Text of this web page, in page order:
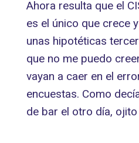
Ahora resulta que el
es el único que crece
unas hipotéticas
que no me puedo
vayan a caer en el
encuestas. Como
de bar el otro día,